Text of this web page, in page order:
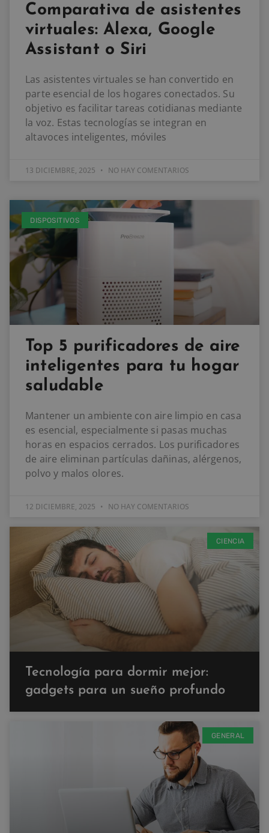
Comparativa de asistentes
virtuales: Alexa, Google
Assistant o Siri
Las asistentes virtuales se han convertido en
parte esencial de los hogares conectados. Su
objetivo es facilitar tareas cotidianas mediante
la voz. Estas tecnologías se integran en
altavoces inteligentes, móviles
13 DICIEMBRE, 2025 NO HAY COMENTARIOS
DISPOSITIVOS
Top 5 purificadores de aire
inteligentes para tu hogar
saludable
Mantener un ambiente con aire limpio en casa
es esencial, especialmente si pasas muchas
horas en espacios cerrados. Los purificadores
de aire eliminan partículas dañinas, alérgenos,
polvo y malos olores.
12 DICIEMBRE, 2025 NO HAY COMENTARIOS
CIENCIA
Tecnología para dormir mejor:
gadgets para un sueño profundo
GENERAL